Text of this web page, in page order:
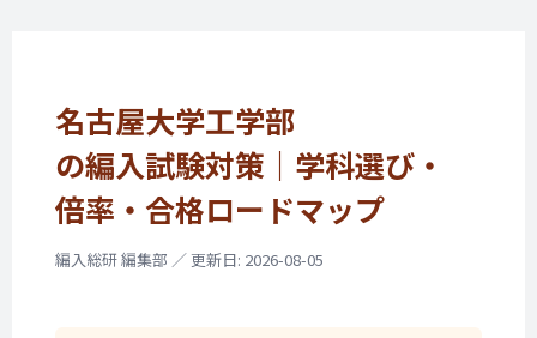
名古屋大学工学部
の編入試験対策｜ 学科選び・
倍率・ 合格ロードマップ
編入総研 編集部 ／ 更新日: 2026-08-05